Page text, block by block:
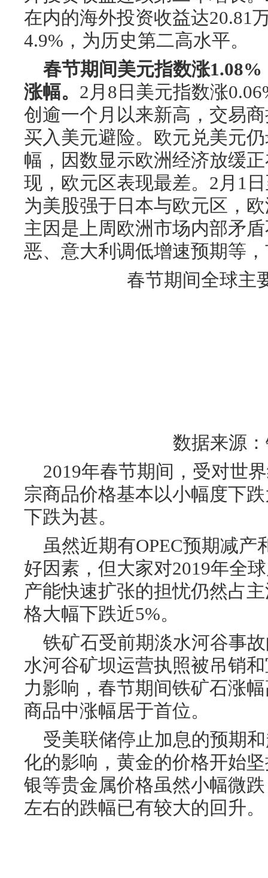
在内的海外投资收益达20.81
4.9%，为历史第二高水平。
春节期间美元指数涨
涨幅。 2月8日美元指数涨
创逾一个月以来新高，交易
买入美元避险。欧元兑美元
幅，因数显示欧洲经济放缓
现，欧元区表现最差。2月1
为美股强于日本与欧元区，
主因是上周欧洲市场内部矛
恶、意大利调低增速预期等
春节期间全球主
数据来源
2019年春节期间，受对世
宗商品价格基本以小幅度下
下跌为甚。
虽然近期有OPEC预期减
好因素，但大家对2019年全
产能快速扩张的担忧仍然占
格大幅下跌近5%。
铁矿石受前期淡水河谷事
水河谷矿坝运营执照被吊销
力影响，春节期间铁矿石涨
商品中涨幅居于首位。
受美联储停止加息的预期
化的影响，黄金的价格开始
银等贵金属价格虽然小幅微
左右的跌幅已有较大的回升。